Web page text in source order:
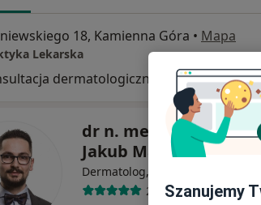
18, Kamienna Góra • Mapa
Lekarska
dermatologiczna Brak
dr n. med. i n. o zdr.
Jakub Marczuk
Dermatolog, Wenerolog
258 opinii
Szanujemy